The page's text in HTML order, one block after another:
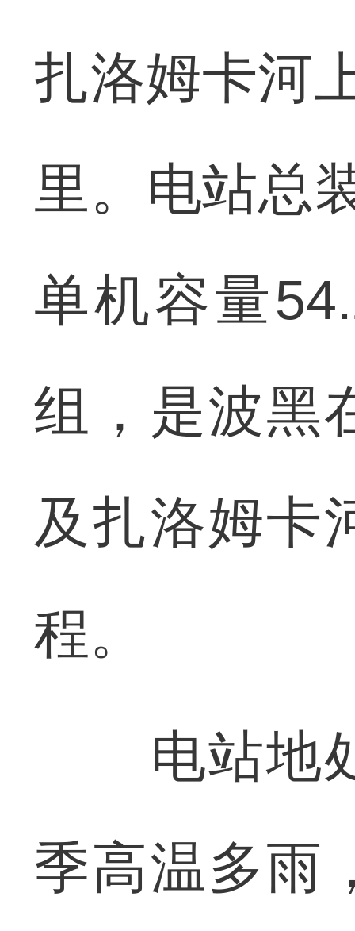
扎洛姆卡河
里。电站总
单机容量
组，是波黑
及扎洛姆卡
程。
电站地处
季高温多雨